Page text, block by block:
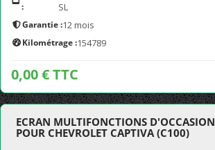
:
SL
Garantie :12 mois
Kilométrage :154789
0,00 € TTC
ECRAN MULTIFONCTIONS D'OCCASION
POUR CHEVROLET CAPTIVA (C100)